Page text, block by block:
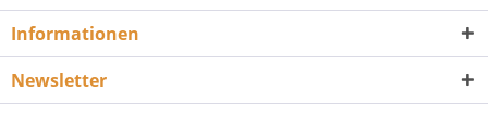
Informationen
Newsletter